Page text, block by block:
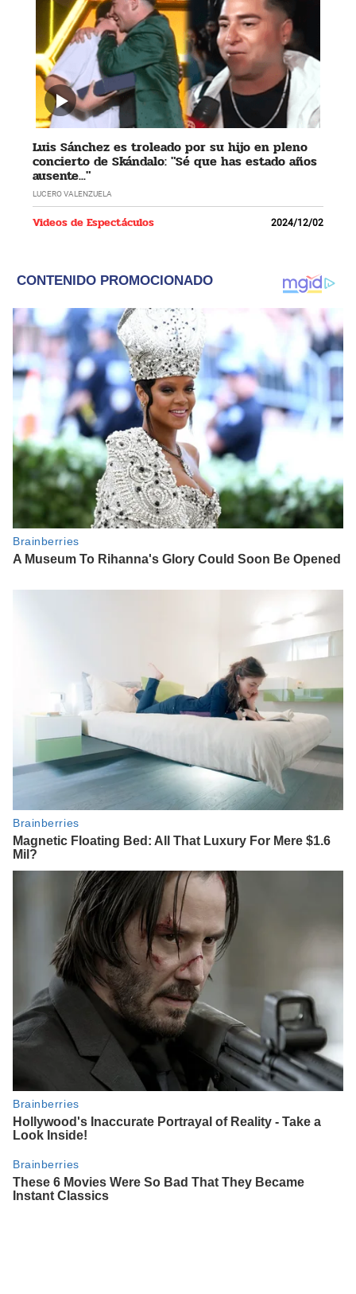
Luis Sánchez es troleado por su hijo en pleno
concierto de Skándalo: "Sé que has estado años
ausente..."
LUCERO VALENZUELA
Videos de Espectáculos 2024/12/02